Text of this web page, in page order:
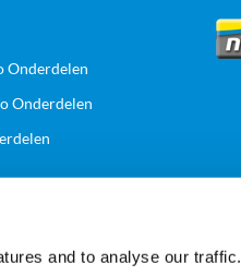
and to analyse our traffic.
Onderdelen
Onderdelen